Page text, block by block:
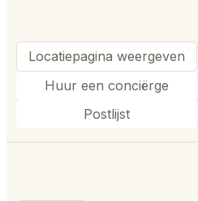
Locatiepagina weergeven
Huur een conciërge
Postlijst